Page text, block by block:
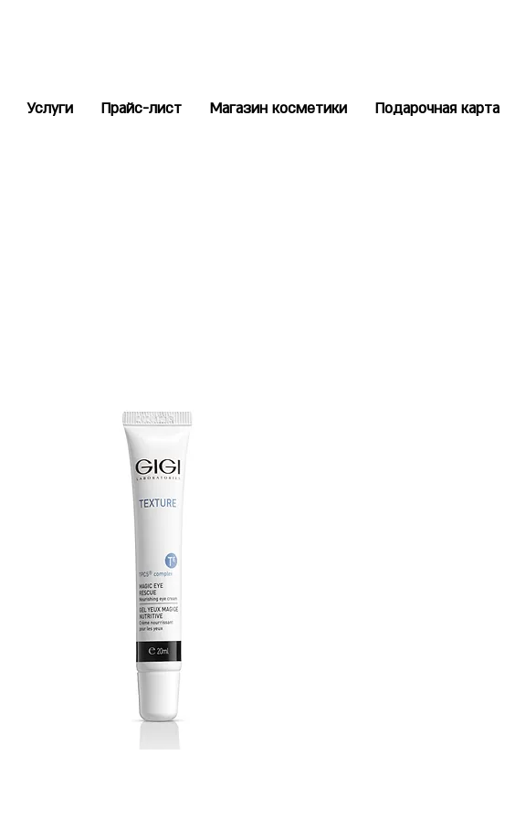
Услуги Прайс-лист Магазин косметики Подарочная карта